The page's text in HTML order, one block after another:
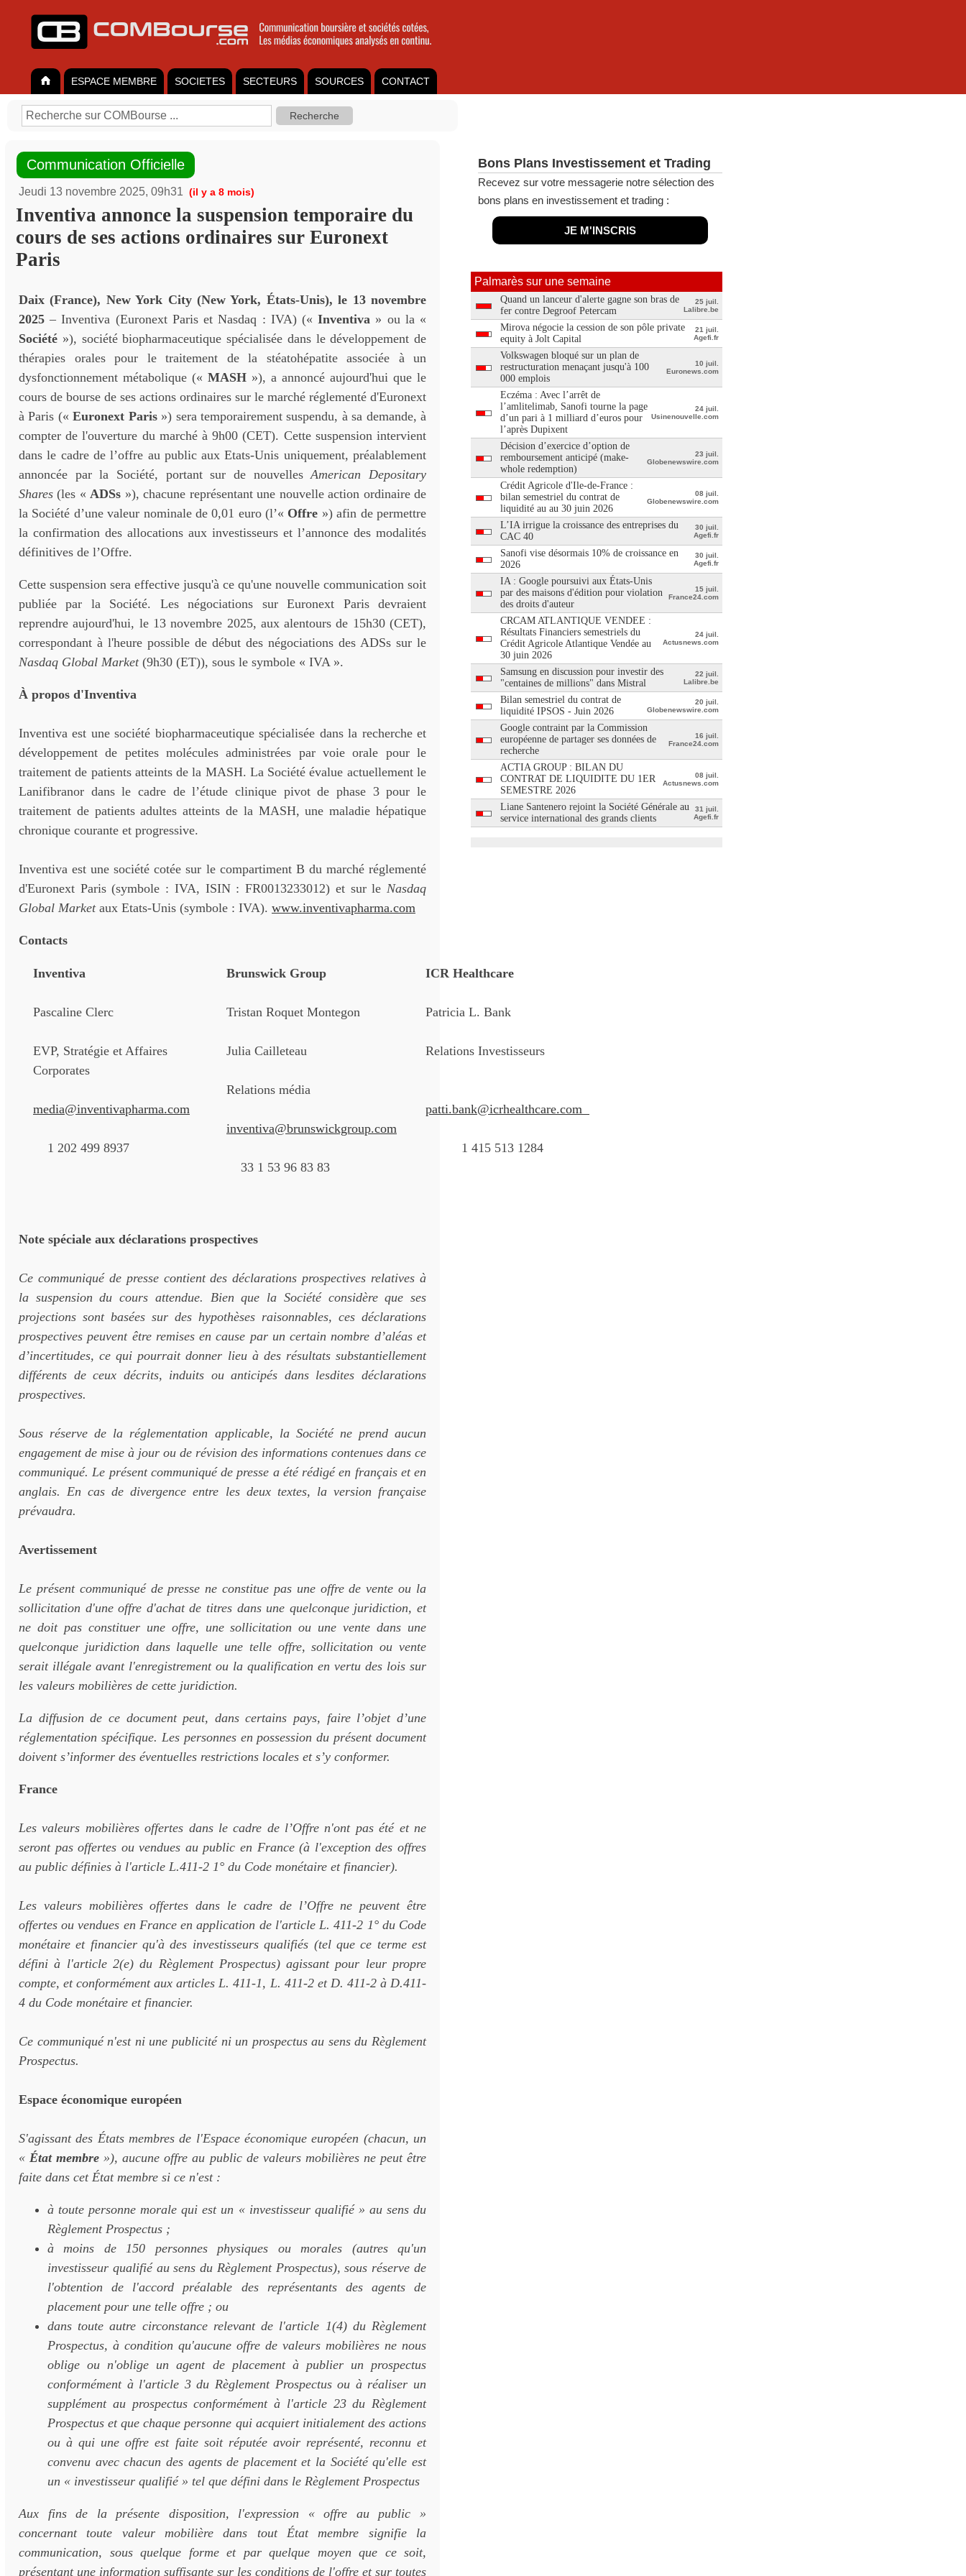
ESPACE MEMBRE SOCIETES SECTEURS SOURCES CONTACT
Communication Officielle
Jeudi 13 novembre 2025, 09h31 (il y a 8 mois)
Inventiva annonce la suspension temporaire du
cours de ses actions ordinaires sur Euronext
Paris
Daix (France), New York City (New York, États-Unis), le 13 novembre
2025 – Inventiva (Euronext Paris et Nasdaq : IVA) («Inventiva » ou la «
Société »), société biopharmaceutique spécialisée dans le développement de
thérapies orales pour le traitement de la stéatohépatite associée à un
dysfonctionnement métabolique (« MASH »), a annoncé aujourd'hui que le
cours de bourse de ses actions ordinaires sur le marché réglementé d'Euronext
à Paris («Euronext Paris») sera temporairement suspendu, à sa demande, à
compter de l'ouverture du marché à 9h00 (CET). Cette suspension intervient
dans le cadre de l’offre au public aux Etats-Unis uniquement, préalablement
annoncée par la Société, portant sur de nouvellesAmerican Depositary
Shares(les «ADSs »), chacune représentant une nouvelle action ordinaire de
la Société d’une valeur nominale de 0,01 euro (l’« Offre ») afin de permettre
la confirmation des allocations aux investisseurs et l’annonce des modalités
définitives de l’Offre.
Cette suspension sera effective jusqu'à ce qu'une nouvelle communication soit
publiée par la Société. Les négociations sur Euronext Paris devraient
reprendre aujourd'hui, le 13 novembre 2025, aux alentours de 15h30 (CET),
correspondant à l'heure possible de début des négociations des ADSs sur le
Nasdaq Global Market(9h30 (ET)), sous le symbole « IVA ».
À propos d'Inventiva
Inventiva est une société biopharmaceutique spécialisée dans la recherche et
développement de petites molécules administrées par voie orale pour le
traitement de patients atteints de la MASH. La Société évalue actuellement le
Lanifibranor dans le cadre de l’étude clinique pivot de phase 3 pour le
traitement de patients adultes atteints de la MASH, une maladie hépatique
chronique courante et progressive.
Inventiva est une société cotée sur le compartiment B du marché réglementé
d'Euronext Paris (symbole : IVA, ISIN : FR0013233012) et sur le Nasdaq
Global Marketaux Etats-Unis (symbole : IVA). www.inventivapharma.com
Contacts
Inventiva
Pascaline Clerc
EVP, Stratégie et Affaires
Corporates
media@inventivapharma.com
1 202 499 8937
Brunswick Group
Tristan Roquet Montegon
Julia Cailleteau
Relations média
inventiva@brunswickgroup.com
33 1 53 96 83 83
ICR Healthcare
Patricia L. Bank
Relations Investisseurs
patti.bank@icrhealthcare.com
1 415 513 1284
Note spéciale aux déclarations prospectives
Ce communiqué de presse contient des déclarations prospectives relatives à
la suspension du cours attendue. Bien que la Société considère que ses
projections sont basées sur des hypothèses raisonnables, ces déclarations
prospectives peuvent être remises en cause par un certain nombre d’aléas et
d’incertitudes, ce qui pourrait donner lieu à des résultats substantiellement
différents de ceux décrits, induits ou anticipés dans lesdites déclarations
prospectives.
Sous réserve de la réglementation applicable, la Société ne prend aucun
engagement de mise à jour ou de révision des informations contenues dans ce
communiqué. Le présent communiqué de presse a été rédigé en français et en
anglais. En cas de divergence entre les deux textes, la version française
prévaudra.
Avertissement
Le présent communiqué de presse ne constitue pas une offre de vente ou la
sollicitation d'une offre d'achat de titres dans une quelconque juridiction, et
ne doit pas constituer une offre, une sollicitation ou une vente dans une
quelconque juridiction dans laquelle une telle offre, sollicitation ou vente
serait illégale avant l'enregistrement ou la qualification en vertu des lois sur
les valeurs mobilières de cette juridiction.
La diffusion de ce document peut, dans certains pays, faire l’objet d’une
réglementation spécifique. Les personnes en possession du présent document
doivent s’informer des éventuelles restrictions locales et s’y conformer.
France
Les valeurs mobilières offertes dans le cadre de l’Offre n'ont pas été et ne
seront pas offertes ou vendues au public en France (à l'exception des offres
au public définies à l'article L.411-2 1° du Code monétaire et financier).
Les valeurs mobilières offertes dans le cadre de l’Offre ne peuvent être
offertes ou vendues en France en application de l'article L. 411-2 1° du Code
monétaire et financier qu'à des investisseurs qualifiés (tel que ce terme est
défini à l'article 2(e) du Règlement Prospectus) agissant pour leur propre
compte, et conformément aux articles L. 411-1, L. 411-2 et D. 411-2 à D.411-
4 du Code monétaire et financier.
Ce communiqué n'est ni une publicité ni un prospectus au sens du Règlement
Prospectus.
Espace économique européen
S'agissant des États membres de l'Espace économique européen (chacun, un
«État membre »), aucune offre au public de valeurs mobilières ne peut être
faite dans cet État membre si ce n'est :
à toute personne morale qui est un « investisseur qualifié » au sens du
Règlement Prospectus ;
à moins de 150 personnes physiques ou morales (autres qu'un
investisseur qualifié au sens du Règlement Prospectus), sous réserve de
l'obtention de l'accord préalable des représentants des agents de
placement pour une telle offre ; ou
dans toute autre circonstance relevant de l'article 1(4) du Règlement
Prospectus, à condition qu'aucune offre de valeurs mobilières ne nous
oblige ou n'oblige un agent de placement à publier un prospectus
conformément à l'article 3 du Règlement Prospectus ou à réaliser un
supplément au prospectus conformément à l'article 23 du Règlement
Prospectus et que chaque personne qui acquiert initialement des actions
ou à qui une offre est faite soit réputée avoir représenté, reconnu et
convenu avec chacun des agents de placement et la Société qu'elle est
un « investisseur qualifié » tel que défini dans le Règlement Prospectus
Aux fins de la présente disposition, l'expression « offre au public »
concernant toute valeur mobilière dans tout État membre signifie la
communication, sous quelque forme et par quelque moyen que ce soit,
présentant une information suffisante sur les conditions de l'offre et sur toutes
Bons Plans Investissement et Trading
Recevez sur votre messagerie notre sélection des
bons plans en investissement et trading :
JE M'INSCRIS
Palmarès sur une semaine
Quand un lanceur d'alerte gagne son bras de
fer contre Degroof Petercam
25 juil.
Lalibre.be
Mirova négocie la cession de son pôle private
equity à Jolt Capital
21 juil.
Agefi.fr
Volkswagen bloqué sur un plan de
restructuration menaçant jusqu'à 100
000 emplois
10 juil.
Euronews.com
Eczéma : Avec l’arrêt de
l’amlitelimab, Sanofi tourne la page
d’un pari à 1 milliard d’euros pour
l’après Dupixent
24 juil.
Usinenouvelle.com
Décision d’exercice d’option de
remboursement anticipé (make-
whole redemption)
23 juil.
Globenewswire.com
Crédit Agricole d'Ile-de-France :
bilan semestriel du contrat de
liquidité au au 30 juin 2026
08 juil.
Globenewswire.com
L’IA irrigue la croissance des entreprises du
CAC 40
30 juil.
Agefi.fr
Sanofi vise désormais 10% de croissance en
2026
30 juil.
Agefi.fr
IA : Google poursuivi aux États-Unis
par des maisons d'édition pour violation
des droits d'auteur
15 juil.
France24.com
CRCAM ATLANTIQUE VENDEE :
Résultats Financiers semestriels du
Crédit Agricole Atlantique Vendée au
30 juin 2026
24 juil.
Actusnews.com
Samsung en discussion pour investir des
"centaines de millions" dans Mistral
22 juil.
Lalibre.be
Bilan semestriel du contrat de
liquidité IPSOS - Juin 2026
20 juil.
Globenewswire.com
Google contraint par la Commission
européenne de partager ses données de
recherche
16 juil.
France24.com
ACTIA GROUP : BILAN DU
CONTRAT DE LIQUIDITE DU 1ER
SEMESTRE 2026
08 juil.
Actusnews.com
Liane Santenero rejoint la Société Générale au
service international des grands clients
31 juil.
Agefi.fr